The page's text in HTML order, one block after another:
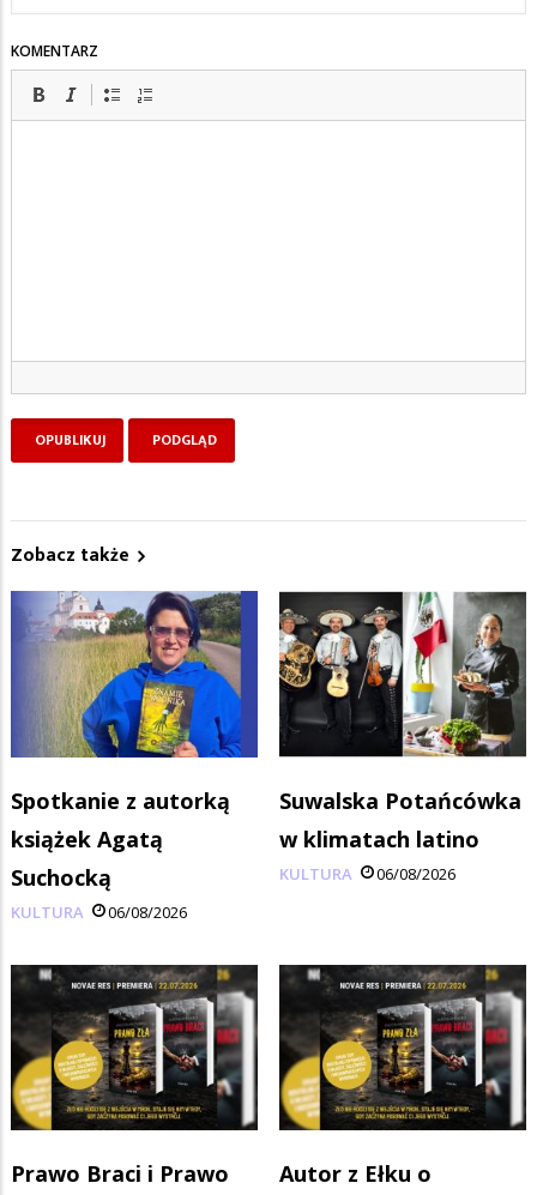
KOMENTARZ
Zobacz także
Spotkanie z autorką
książek Agatą
Suchocką
KULTURA 06/08/2026
Suwalska Potańcówka
w klimatach latino
KULTURA 06/08/2026
Prawo Braci i Prawo
Autor z Ełku o